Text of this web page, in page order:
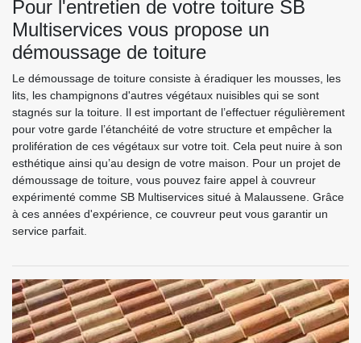
Pour l'entretien de votre toiture SB
Multiservices vous propose un
démoussage de toiture
Le démoussage de toiture consiste à éradiquer les mousses, les
lits, les champignons d'autres végétaux nuisibles qui se sont
stagnés sur la toiture. Il est important de l’effectuer régulièrement
pour votre garde l’étanchéité de votre structure et empêcher la
prolifération de ces végétaux sur votre toit. Cela peut nuire à son
esthétique ainsi qu’au design de votre maison. Pour un projet de
démoussage de toiture, vous pouvez faire appel à couvreur
expérimenté comme SB Multiservices situé à Malaussene. Grâce
à ces années d'expérience, ce couvreur peut vous garantir un
service parfait.